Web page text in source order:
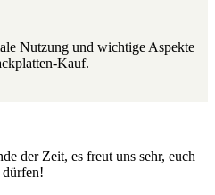
Nutzung und wichtige Aspekte
Kauf.
der Zeit, es freut uns sehr, euch
dürfen!